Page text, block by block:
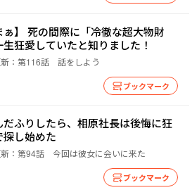
ぁ】 死の間際に「冷徹な超大物財
狂愛していたと知りました！
： 第116話 話をしよう
ブックマーク
だふりしたら、相原社長は後悔に狂
探し始めた
： 第94話 今回は彼女に会いに来た
ブックマーク